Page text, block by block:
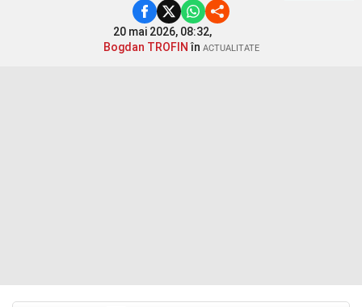
20 mai 2026, 08:32,
Bogdan TROFIN în ACTUALITATE